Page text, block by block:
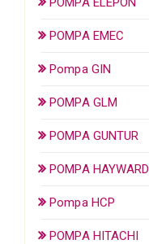
POMPA EMEC
Pompa GIN
POMPA GLM
POMPA GUNTUR
POMPA HAYWARD
Pompa HCP
POMPA HITACHI